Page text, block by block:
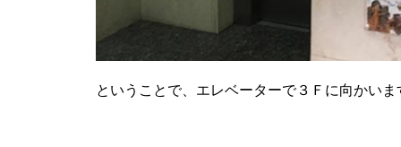
ということで、エレベーターで３Ｆに向かいま